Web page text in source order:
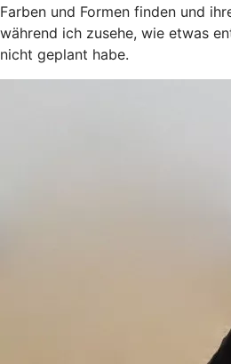
Farben und Formen finden und
während ich zusehe, wie etwas
nicht geplant habe.